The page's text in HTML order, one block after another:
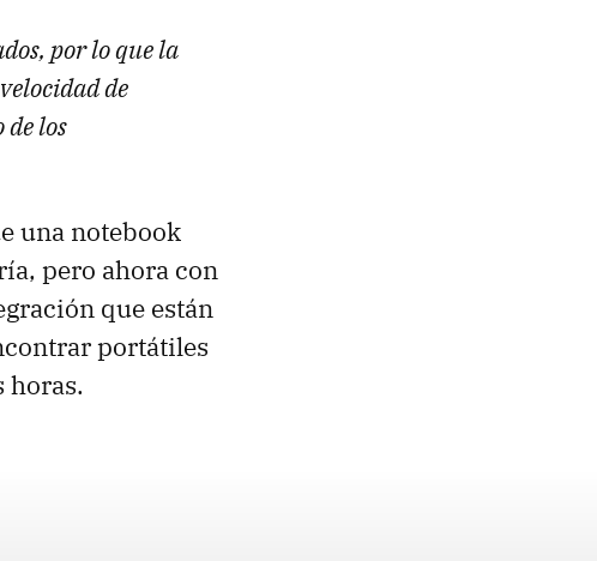
por lo que la
de
los
una notebook
pero ahora con
que están
portátiles
horas.